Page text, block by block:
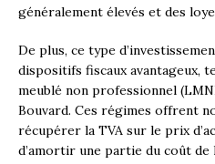
généralement élevés et des
De plus, ce type
dispositifs fiscaux avantageux,
meublé non professionnel
Bouvard. Ces régimes offrent
récupérer la TVA sur le prix
d’amortir une partie du coût de